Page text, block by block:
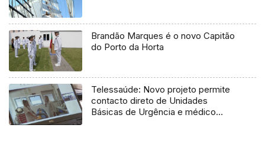
Brandão Marques é o novo Capitão
do Porto da Horta
Telessaúde: Novo projeto permite
contacto direto de Unidades
Básicas de Urgência e médico